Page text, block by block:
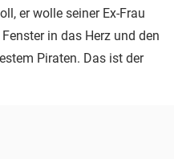
er wolle seiner Ex-Frau
in das Herz und den
Piraten. Das ist der